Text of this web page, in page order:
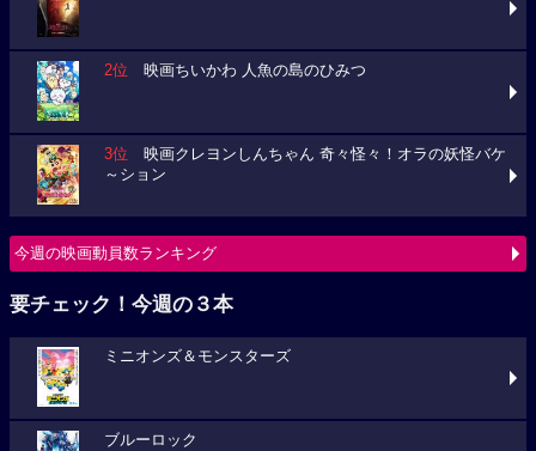
2位 映画ちいかわ 人魚の島のひみつ
3位 映画クレヨンしんちゃん 奇々怪々！オラの妖怪バケ
～ション
今週の映画動員数ランキング
要チェック！今週の３本
ミニオンズ＆モンスターズ
ブルーロック